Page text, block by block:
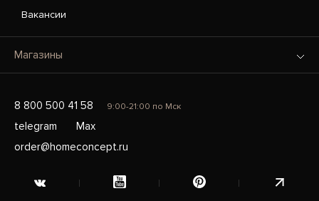
Вакансии
Магазины
8 800 500 41 58 9:00-21:00 по Мск
telegram
Max
order@homeconcept.ru